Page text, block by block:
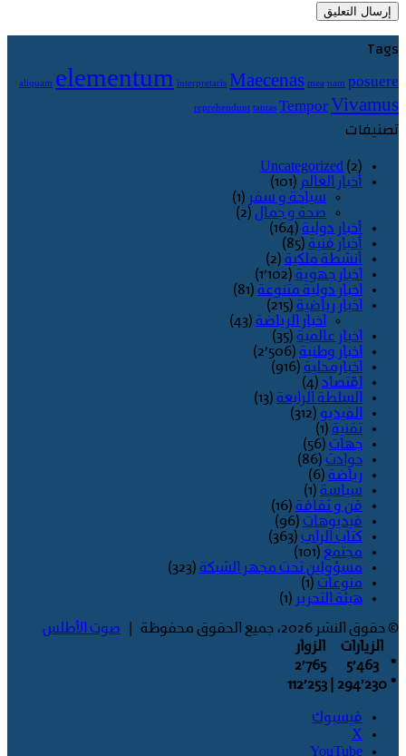
Tags
aliquam elementum interpretaris Maecenas mea nam posuere
reprehendunt tantas Tempor Vivamus
تصنيفات
Uncategorized (2)
أخبار العالم (101)
سياحة و سفر (1)
صحة و جمال (2)
أخبار دولية (164)
أخبار فنية (85)
أنشطة ملكية (2)
اخبار جهوية (1٬102)
اخبار دولية متنوعة (81)
اخبار رياضية (215)
اخبار الرياضة (43)
اخبار عالمية (35)
اخبار وطنية (2٬506)
اخبارمحلية (916)
اقتصاد (4)
السلطة الرابعة (13)
الفيديو (312)
تقنية (1)
جهات (56)
حوادث (86)
رياضة (6)
سياسة (1)
فن و ثقافة (16)
فيديوهات (96)
كتاب الراي (363)
مجتمع (101)
مسؤولين تحت مجهر الشبكة (323)
منوعات (1)
هيئة التحرير (1)
© حقوق النشر 2026، جميع الحقوق محفوظة |
صوت الأطلس
الزيارات
الزوار
*
5٬463
2٬765
* 294٬230
فيسبوك
‫X
‫YouTube